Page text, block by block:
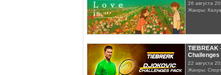
26 августа
Жанры:
TIEBREAK
Challenges
22 августа
Жанры: